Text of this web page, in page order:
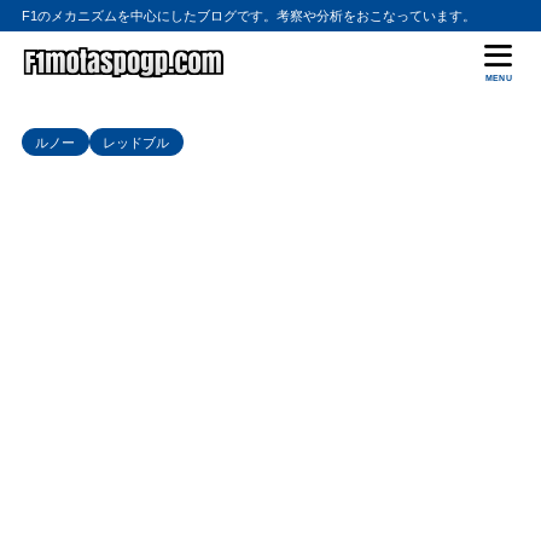
F1のメカニズムを中心にしたブログです。考察や分析をおこなっています。
MENU
ルノー レッドブル